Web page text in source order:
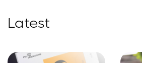
Latest